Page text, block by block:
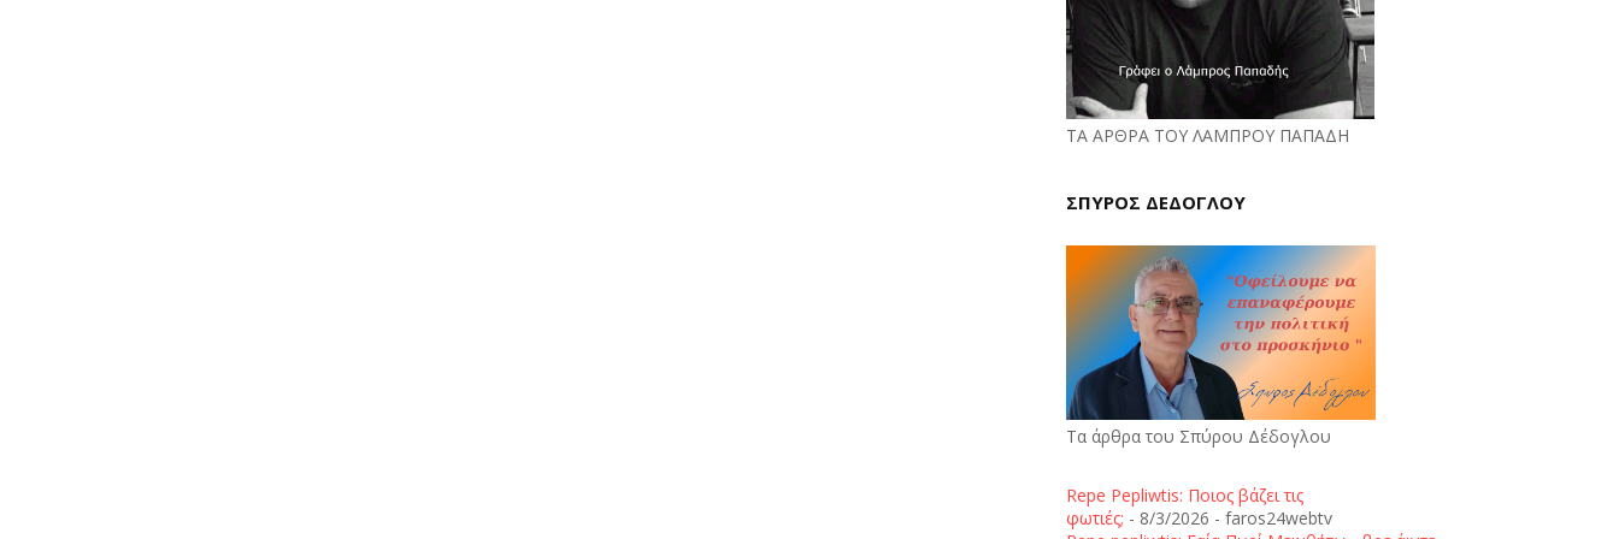
ΤΑ ΑΡΘΡΑ ΤΟΥ ΛΑΜΠΡΟΥ ΠΑΠΑΔΗ
ΣΠΥΡΟΣ ΔΕΔΟΓΛΟΥ
Τα άρθρα του Σπύρου Δέδογλου
Repe Pepliwtis: Ποιος βάζει τις
φωτιές; - 8/3/2026 - faros24webtv